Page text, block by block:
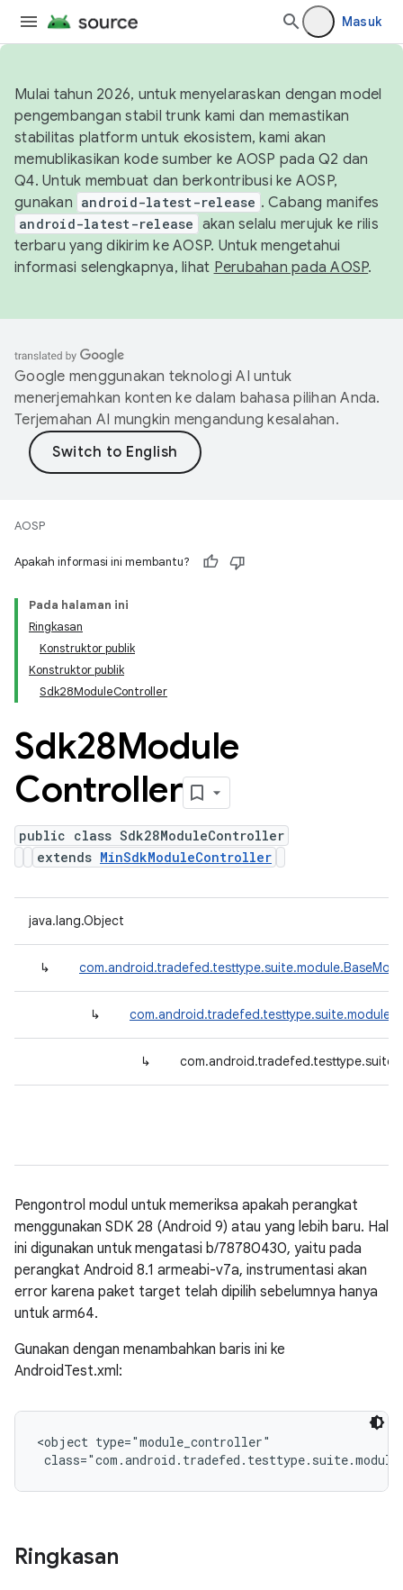
Masuk
Mulai tahun 2026, untuk menyelaraskan dengan model
pengembangan stabil trunk kami dan memastikan
stabilitas platform untuk ekosistem, kami akan
memublikasikan kode sumber ke AOSP pada Q2 dan
Q4. Untuk membuat dan berkontribusi ke AOSP,
gunakan android-latest-release . Cabang manifes
android-latest-release akan selalu merujuk ke rilis
terbaru yang dikirim ke AOSP. Untuk mengetahui
informasi selengkapnya, lihat Perubahan pada AOSP.
Google menggunakan teknologi AI untuk
menerjemahkan konten ke dalam bahasa pilihan Anda.
Terjemahan AI mungkin mengandung kesalahan.
AOSP
Apakah informasi ini membantu?
Pada halaman ini
Ringkasan
Konstruktor publik
Konstruktor publik
Sdk28ModuleController
Sdk28Module
Controller
public class Sdk28ModuleController
extends MinSdkModuleController
java.lang.Object
↳
↳
↳
Pengontrol modul untuk memeriksa apakah perangkat
menggunakan SDK 28 (Android 9) atau yang lebih baru. Hal
ini digunakan untuk mengatasi b/78780430, yaitu pada
perangkat Android 8.1 armeabi-v7a, instrumentasi akan
error karena paket target telah dipilih sebelumnya hanya
untuk arm64.
Gunakan dengan menambahkan baris ini ke
AndroidTest.xml:
<object type="module_controller"
Ringkasan